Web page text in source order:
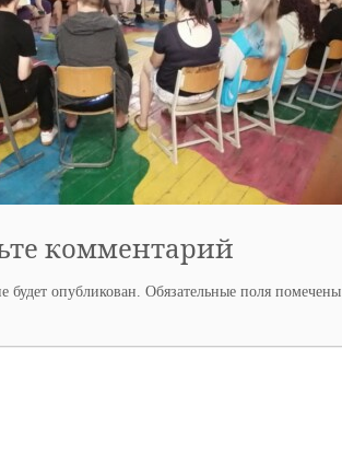
комментарий
будет опубликован. Обязательные поля помечены